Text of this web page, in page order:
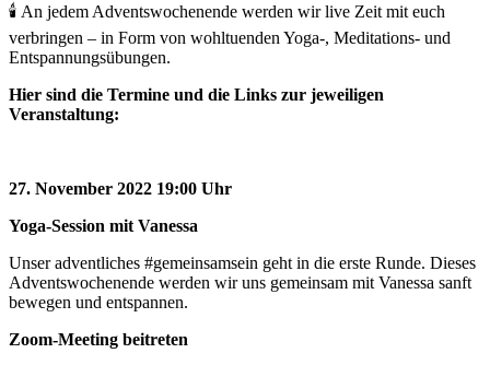
🕯 An jedem Adventswochenende werden wir live Zeit mit euch
verbringen – in Form von wohltuenden Yoga-, Meditations- und
Entspannungsübungen.
Hier sind die Termine und die Links zur jeweiligen
Veranstaltung:
27. November 2022 19:00 Uhr
Yoga-Session mit Vanessa
Unser adventliches #gemeinsamsein geht in die erste Runde. Dieses
Adventswochenende werden wir uns gemeinsam mit Vanessa sanft
bewegen und entspannen.
Zoom-Meeting beitreten